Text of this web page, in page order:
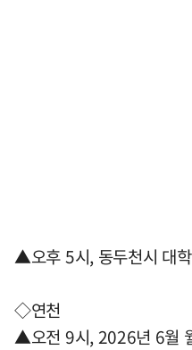
▲오후 5시, 동두천시 대
◇연천
▲오전 9시, 2026년 6월